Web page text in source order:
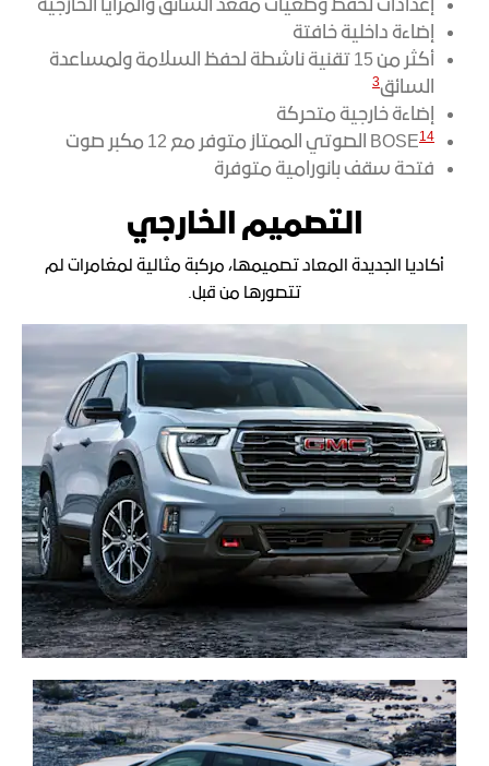
إعدادات لحفظ وضعيات مقعد السائق والمرايا الخارجية
إضاءة داخلية خافتة
أكثر من 15 تقنية ناشطة لحفظ السلامة ولمساعدة
السائق3
إضاءة خارجية متحركة
BOSE14
الصوتي الممتاز متوفر مع 12 مكبر صوت
فتحة سقف بانورامية متوفرة
التصميم الخارجي
أكاديا الجديدة المعاد تصميمها، مركبة مثالية لمغامرات لم
تتصورها من قبل.